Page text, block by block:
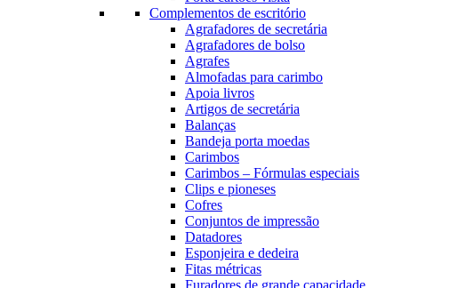
Complementos de escritório
Agrafadores de secretária
Agrafadores de bolso
Agrafes
Almofadas para carimbo
Apoia livros
Artigos de secretária
Balanças
Bandeja porta moedas
Carimbos
Carimbos – Fórmulas especiais
Clips e pioneses
Cofres
Conjuntos de impressão
Datadores
Esponjeira e dedeira
Fitas métricas
Furadores de grande capacidade